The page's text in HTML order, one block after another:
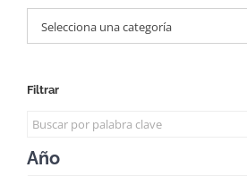
Selecciona una categoría
Filtrar
Año